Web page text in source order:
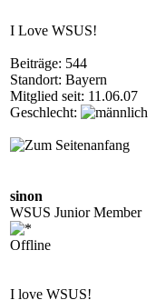
I Love WSUS!
Beiträge: 544
Standort: Bayern
Mitglied seit: 11.06.07
Geschlecht:
sinon
WSUS Junior Member
Offline
I love WSUS!